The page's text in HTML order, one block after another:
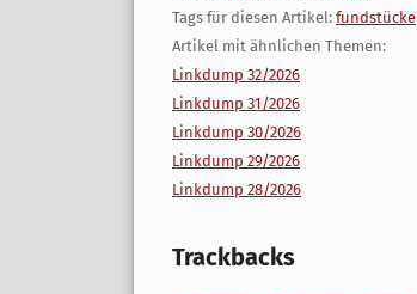
Tags für diesen Artikel: fundstücke
Artikel mit ähnlichen Themen:
Linkdump 32/2026
Linkdump 31/2026
Linkdump 30/2026
Linkdump 29/2026
Linkdump 28/2026
Trackbacks